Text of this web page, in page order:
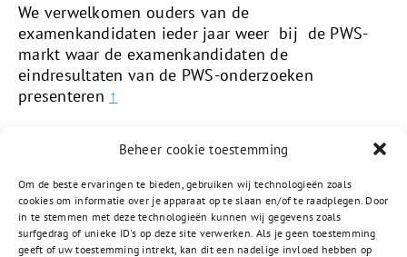
Beheer cookie toestemming
Om de beste ervaringen te bieden, gebruiken wij technologieën zoals
cookies om informatie over je apparaat op te slaan en/of te raadplegen. Door
in te stemmen met deze technologieën kunnen wij gegevens zoals
surfgedrag of unieke ID's op deze site verwerken. Als je geen toestemming
geeft of uw toestemming intrekt, kan dit een nadelige invloed hebben op
We verwelkomen ouders van de
examenkandidaten ieder jaar weer bij de PWS-
markt waar de examenkandidaten de
eindresultaten van de PWS-onderzoeken
presenteren ↑